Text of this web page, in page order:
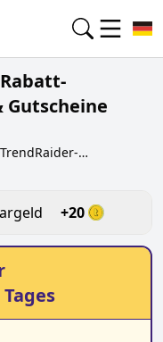
Gutscheine
TrendRaider-
, indem Sie
Belohnungen, wenn
einreichen und
helfen.
+20